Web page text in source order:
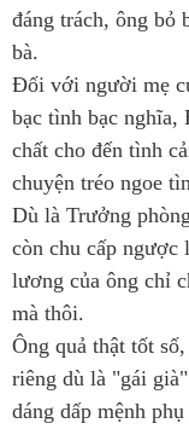
đáng trách, ông bỏ
bà.
Đối với người mẹ
bạc tình bạc nghĩa,
chất cho đến tình
chuyện tréo ngoe
Dù là Trưởng
còn chu cấp ngược
lương của ông chỉ
mà thôi.
Ông quả thật tốt
riêng dù là "gái
dáng dấp mệnh